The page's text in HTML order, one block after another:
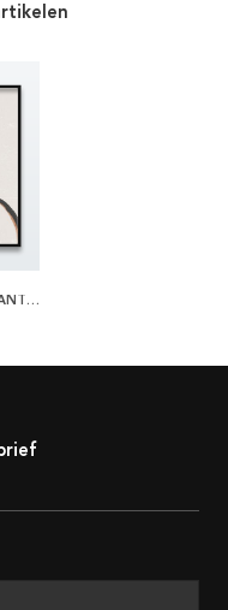
ALL THAT SHE WANTS POSTER